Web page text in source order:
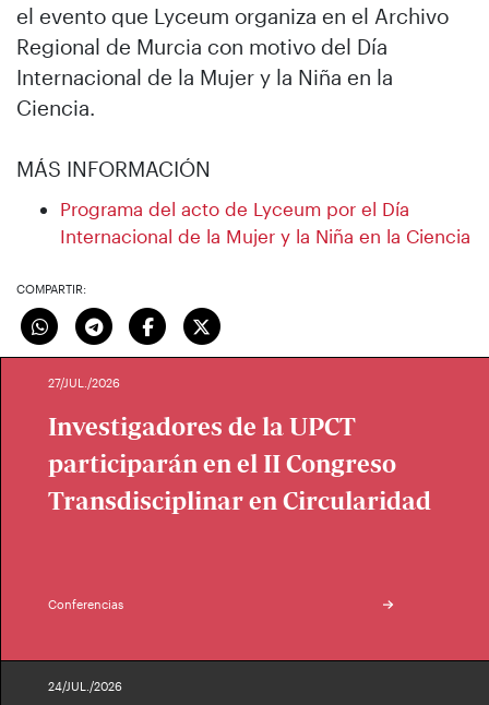
el evento que Lyceum organiza en el Archivo
Regional de Murcia con motivo del Día
Internacional de la Mujer y la Niña en la
Ciencia.
MÁS INFORMACIÓN
Programa del acto de Lyceum por el Día
Internacional de la Mujer y la Niña en la Ciencia
COMPARTIR:
27/JUL./2026
Investigadores de la UPCT
participarán en el II Congreso
Transdisciplinar en Circularidad
Conferencias
24/JUL./2026